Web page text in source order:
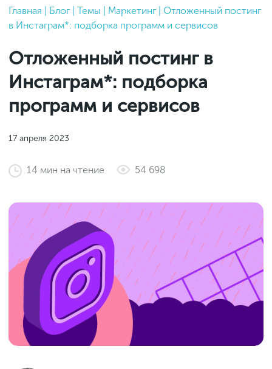
Недвижимость
HoReCa
Бьюти
Услуги
2022
2021
2020
2017
2016
Обучение работы с инструментами
Calltouch
Mental Health
Привлечение
Конверсия
Аналитика
Процессы и управление
Законы и документы
Старт и идеи
Инструменты и сервисы
Словарь маркетолога
Callday
MeetUp
Вебинары и практикумы
Главная Блог Темы Маркетинг
Отложенный постинг
в Инстаграм*: подборка программ и сервисов
Отложенный постинг в
Инстаграм*: подборка
программ и сервисов
17 апреля 2023
14 мин на чтение 54 698